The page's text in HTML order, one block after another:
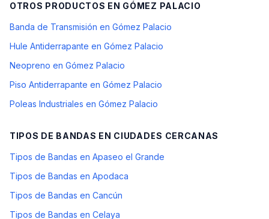
OTROS PRODUCTOS EN GÓMEZ PALACIO
Banda de Transmisión en Gómez Palacio
Hule Antiderrapante en Gómez Palacio
Neopreno en Gómez Palacio
Piso Antiderrapante en Gómez Palacio
Poleas Industriales en Gómez Palacio
TIPOS DE BANDAS EN CIUDADES CERCANAS
Tipos de Bandas en Apaseo el Grande
Tipos de Bandas en Apodaca
Tipos de Bandas en Cancún
Tipos de Bandas en Celaya